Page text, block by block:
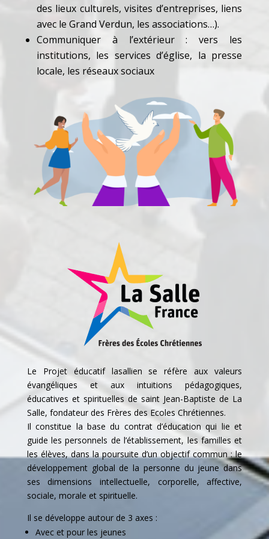
des lieux culturels, visites d’entreprises, liens
avec le Grand Verdun, les associations…).
Communiquer à l’extérieur : vers les
institutions, les services d’église, la presse
locale, les réseaux sociaux
Le Projet éducatif lasallien se réfère aux valeurs
évangéliques et aux intuitions pédagogiques,
éducatives et spirituelles de saint Jean-Baptiste de La
Salle, fondateur des Frères des Ecoles Chrétiennes.
Il constitue la base du contrat d’éducation qui lie et
guide les personnels de l’établissement, les familles et
les élèves, dans la poursuite d’un objectif commun : le
développement global de la personne du jeune dans
ses dimensions intellectuelle, corporelle, affective,
sociale, morale et spirituelle.
Il se développe autour de 3 axes :
Avec et pour les jeunes